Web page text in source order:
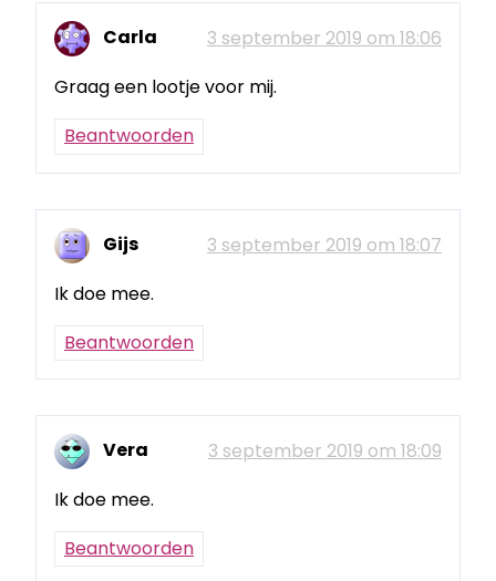
Carla
3 september 2019 om 18:06
Graag een lootje voor mij.
Beantwoorden
Gijs
3 september 2019 om 18:07
Ik doe mee.
Beantwoorden
Vera
3 september 2019 om 18:09
Ik doe mee.
Beantwoorden